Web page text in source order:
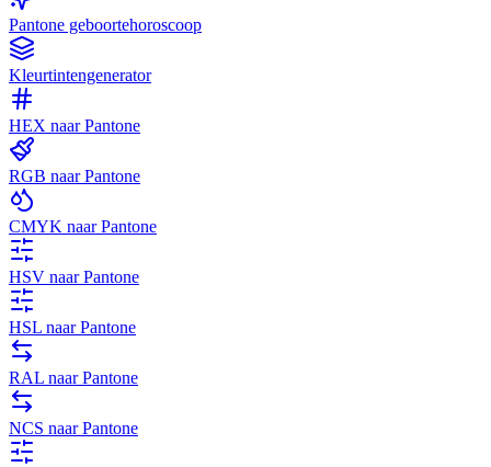
Pantone geboortehoroscoop
Kleurtintengenerator
HEX naar Pantone
RGB naar Pantone
CMYK naar Pantone
HSV naar Pantone
HSL naar Pantone
RAL naar Pantone
NCS naar Pantone